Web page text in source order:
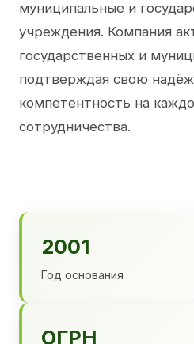
муниципальные и
учреждения. Компания
государственных и
подтверждая свою
компетентность на
сотрудничества.
2001
Год основания
ОГРН